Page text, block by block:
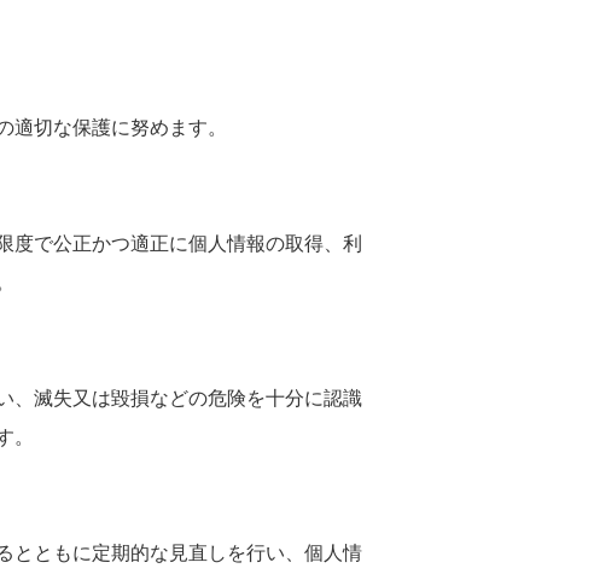
切な保護に努めます。
で公正かつ適正に個人情報の取得、利
、滅失又は毀損などの危険を十分に認識
。
とともに定期的な見直しを行い、個人情